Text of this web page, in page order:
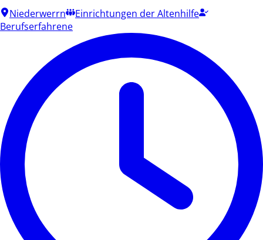
Niederwerrn
Einrichtungen der Altenhilfe
Berufserfahrene